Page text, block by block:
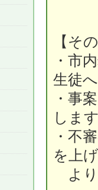
【そ
・市
生徒
・事
しま
・不
を上
より